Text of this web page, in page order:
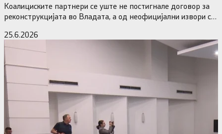
Коалициските партнери се уште не постигнале договор за
реконструкцијата во Владата, а од неофицијални извори се
25.6.2026